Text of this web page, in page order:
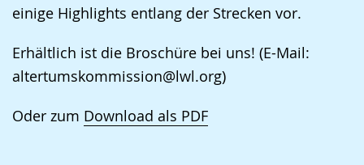
einige Highlights entlang der Strecken vor.
Erhältlich ist die Broschüre bei uns! (E-Mail:
altertumskommission@lwl.org)
Oder zum Download als PDF